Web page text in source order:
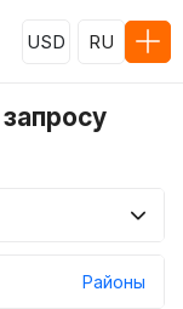
USD RU
Районы